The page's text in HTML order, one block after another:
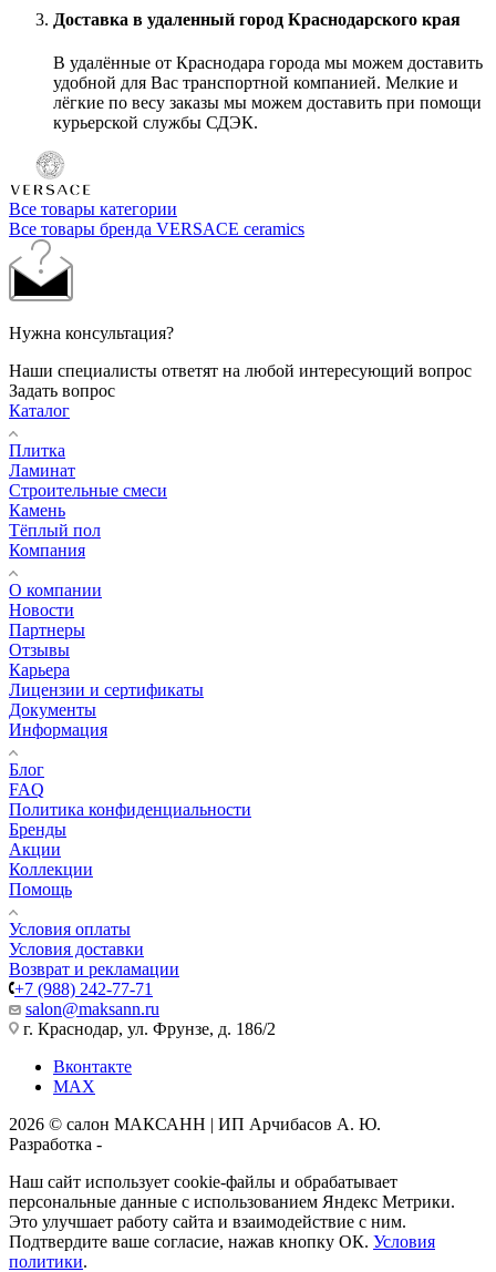
Доставка в удаленный город Краснодарского края
В удалённые от Краснодара города мы можем доставить
удобной для Вас транспортной компанией. Мелкие и
лёгкие по весу заказы мы можем доставить при помощи
курьерской службы СДЭК.
Все товары категории
Все товары бренда VERSACE ceramics
Нужна консультация?
Наши специалисты ответят на любой интересующий вопрос
Задать вопрос
Каталог
Плитка
Ламинат
Строительные смеси
Камень
Тёплый пол
Компания
О компании
Новости
Партнеры
Отзывы
Карьера
Лицензии и сертификаты
Документы
Информация
Блог
FAQ
Политика конфиденциальности
Бренды
Акции
Коллекции
Помощь
Условия оплаты
Условия доставки
Возврат и рекламации
+7 (988) 242-77-71
salon@maksann.ru
г. Краснодар, ул. Фрунзе, д. 186/2
Вконтакте
MAX
2026 © салон МАКСАНН | ИП Арчибасов А. Ю.
Разработка -
Наш сайт использует cookie-файлы и обрабатывает
персональные данные с использованием Яндекс Метрики.
Это улучшает работу сайта и взаимодействие с ним.
Подтвердите ваше согласие, нажав кнопку ОК. Условия
политики.